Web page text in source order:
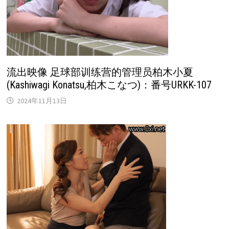
流出映像 足球部训练营的管理员柏木小夏
(Kashiwagi Konatsu,柏木こなつ)：番号URKK-107
2024年11月13日